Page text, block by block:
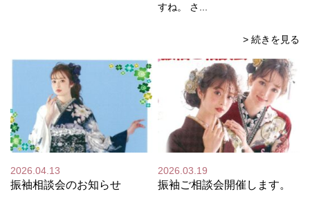
すね。 さ...
> 続きを見る
2026.04.13
振袖相談会のお知らせ
2026.03.19
振袖ご相談会開催します。